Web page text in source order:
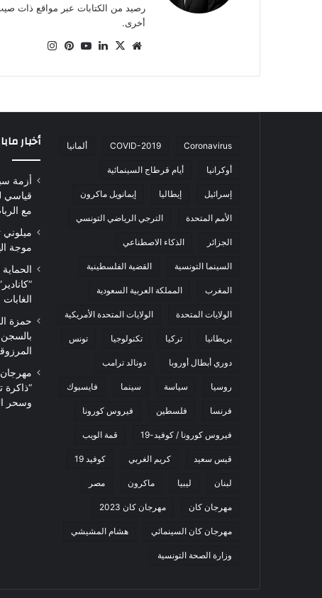
أخرى.
موقع‫X لينكدإن‫YouTubeبينتيريست
Coronavirus
COVID-2019 ألمانيا
أوكرانيا أيام قرطاج السينمائية
إسرائيل إيطاليا إيمانويل ماكرون
الأمم المتحدة الترجي الرياضي التونسي
الجزائر الذكاء الاصطناعي
السينما التونسية القضية الفلسطينية
المغرب المملكة العربية السعودية
الولايات المتحدة الولايات المتحدة الأمريكية
بريطانيا تركيا تكنولوجيا تونس
دوري أبطال أوروبا دونالد ترامب
روسيا سياسة سينما فايسبوك
فرنسا فلسطين فيروس كورونا
فيروس كورونا / كوفيد-19 قمة الويب
قيس سعيد كريم الغربي كوفيد 19
لبنان ليبيا ماكرون مصر
مهرجان كان مهرجان كان 2023
مهرجان كان السينمائي هشام المشيشي
وزارة الصحة التونسية
أخبار
أزمة
قياسي
مع
ميلوني
موجة
الغابات
حمزة
المرزوقي
وسحر